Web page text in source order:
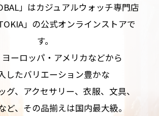
」はカジュアルウォッチ専門店
」の公式オンラインストアで
す。
ヨーロッパ・アメリカなどから
したバリエーション豊かな
グ、アクセサリー、衣服、文具、
ど、その品揃えは国内最大級。